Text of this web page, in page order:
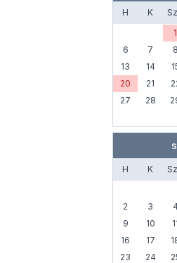
H K
1
6
7 8
13
14
20
21
27
28
H K
2
3
9
10
16
17
23
24